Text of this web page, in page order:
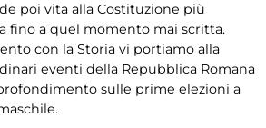
poi vita alla Costituzione più
fino a quel momento mai scritta.
con la Storia vi portiamo alla
eventi della Repubblica Romana
sulle prime elezioni a